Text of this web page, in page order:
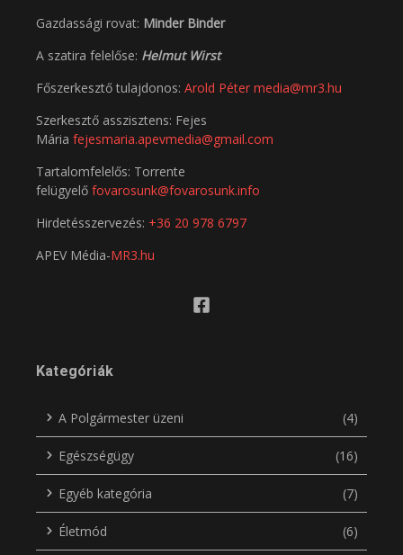
Gazdassági rovat: Minder Binder
A szatira felelőse: Helmut Wirst
Főszerkesztő tulajdonos: Arold Péter media@mr3.hu
Szerkesztő asszisztens: Fejes
Mária fejesmaria.apevmedia@gmail.com
Tartalomfelelős: Torrente
felügyelő fovarosunk@fovarosunk.info
Hirdetésszervezés: +36 20 978 6797
APEV Média-MR3.hu
Kategóriák
A Polgármester üzeni (4)
Egészségügy (16)
Egyéb kategória (7)
Életmód (6)